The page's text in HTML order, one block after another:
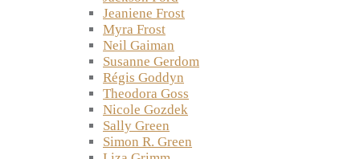
Jeaniene Frost
Myra Frost
Neil Gaiman
Susanne Gerdom
Régis Goddyn
Theodora Goss
Nicole Gozdek
Sally Green
Simon R. Green